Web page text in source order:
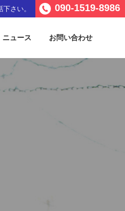
さい。 090-1519-8986
ニュース お問い合わせ